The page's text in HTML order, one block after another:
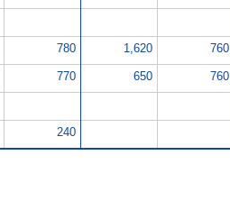
780 1,620 760
770 650 760
240